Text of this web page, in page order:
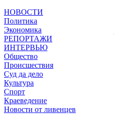
НОВОСТИ
Политика
Экономика
РЕПОРТАЖИ
ИНТЕРВЬЮ
Общество
Происшествия
Суд да дело
Культура
Спорт
Краеведение
Новости от ливенцев